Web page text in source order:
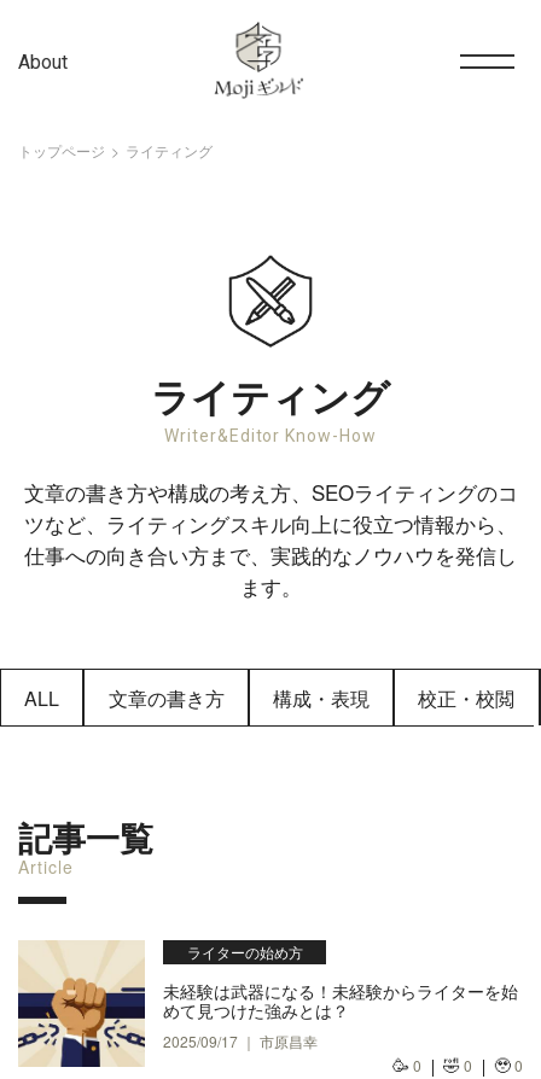
About
トップページ ライティング
ライティング
Writer&Editor Know-How
文章の書き方や構成の考え方、SEOライティングのコ
ツなど、ライティングスキル向上に役立つ情報から、
仕事への向き合い方まで、実践的なノウハウを発信し
ます。
ALL 文章の書き方 構成・表現 校正・校閲
記事一覧
Article
ライターの始め方
未経験は武器になる！未経験からライターを始
めて見つけた強みとは？
2025/09/17 ｜ 市原昌幸
🥳 0 🤣0 🥹0